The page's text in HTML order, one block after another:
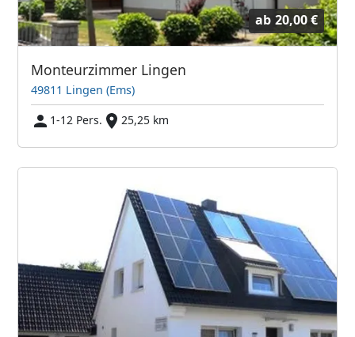
ab 20,00 €
Monteurzimmer Lingen
49811 Lingen (Ems)
1-12 Pers.
25,25 km